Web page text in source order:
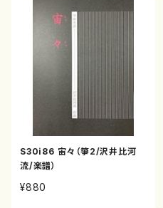
S30i86 宙々（箏2/沢井比河
流/楽譜）
¥880